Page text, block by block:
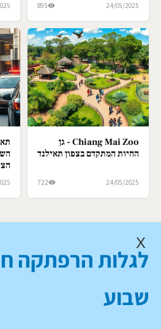
24/05/2025
895
Chiang Mai Zoo - גן
החיות המתקדם בצפון תאילנד
24/05/2025
722
X
לגלות הרפתקה
שבוע